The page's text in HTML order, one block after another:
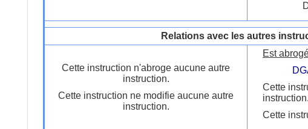
Relations avec les autres
Cette instruction n'abroge aucune autre
instruction.
Cette instruction ne modifie aucune autre
instruction.
Est
Cette
instruction.
Cette